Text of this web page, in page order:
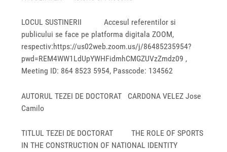
LOCUL SUSTINERII Accesul referentilor si
publicului se face pe platforma digitala ZOOM,
respectiv:https://us02web.zoom.us/j/86485235954?
pwd=REM4WW1LdUpYWHFidmhCMGZUVzZmdz09 ,
Meeting ID: 864 8523 5954, Passcode: 134562
AUTORUL TEZEI DE DOCTORAT CARDONA VELEZ Jose
Camilo
TITLUL TEZEI DE DOCTORAT THE ROLE OF SPORTS
IN THE CONSTRUCTION OF NATIONAL IDENTITY